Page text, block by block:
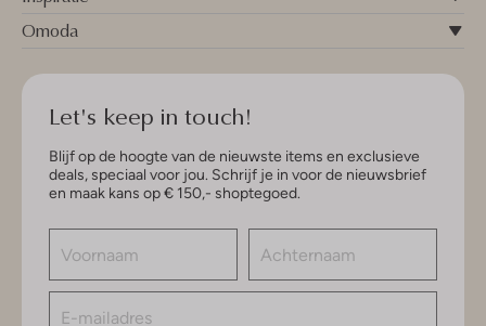
Omoda
Let's keep in touch!
Blijf op de hoogte van de nieuwste items en exclusieve
deals, speciaal voor jou. Schrijf je in voor de nieuwsbrief
en maak kans op € 150,- shoptegoed.